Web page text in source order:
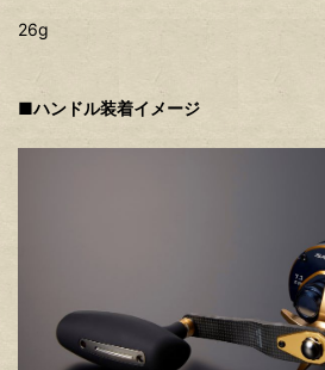
26g
■ハンドル装着イメージ